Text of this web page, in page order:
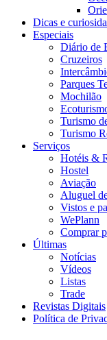
Dicas e
Especiais
Diário de
Cruzeiros
Parques
Mochilão
Turismo
Turismo
Serviços
Hotéis &
Hostel
Aviação
Aluguel
Vistos e
WePlann
Comprar
Últimas
Notícias
Vídeos
Listas
Trade
Revistas Digitais
Política de